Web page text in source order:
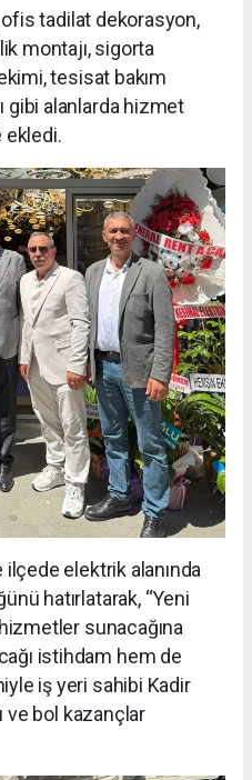
tadilat dekorasyon,
montajı, sigorta
tesisat bakım
gibi alanlarda hizmet
ekledi.
ilçede elektrik alanında
hatırlatarak, “Yeni
sunacağına
istihdam hem de
iş yeri sahibi Kadir
ve bol kazançlar